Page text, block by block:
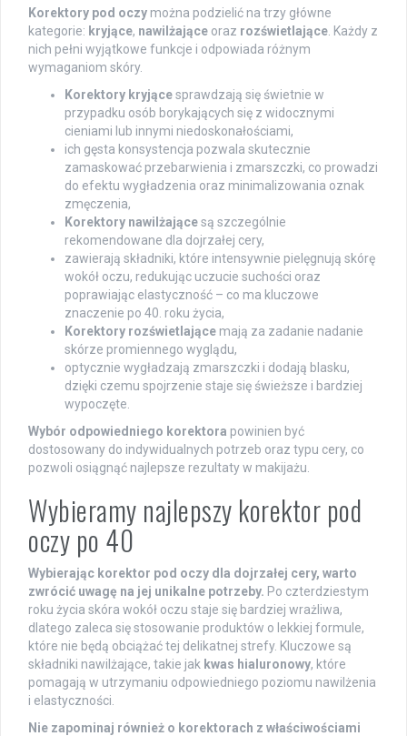
Korektory pod oczy można podzielić na trzy główne
kategorie: kryjące, nawilżające oraz rozświetlające . Każdy z
nich pełni wyjątkowe funkcje i odpowiada różnym
wymaganiom skóry.
Korektory kryjącesprawdzają się świetnie w
przypadku osób borykających się z widocznymi
cieniami lub innymi niedoskonałościami,
ich gęsta konsystencja pozwala skutecznie
zamaskować przebarwienia i zmarszczki, co prowadzi
do efektu wygładzenia oraz minimalizowania oznak
zmęczenia,
Korektory nawilżającesą szczególnie
rekomendowane dla dojrzałej cery,
zawierają składniki, które intensywnie pielęgnują skórę
wokół oczu, redukując uczucie suchości oraz
poprawiając elastyczność – co ma kluczowe
znaczenie po 40. roku życia,
Korektory rozświetlające mają za zadanie nadanie
skórze promiennego wyglądu,
optycznie wygładzają zmarszczki i dodają blasku,
dzięki czemu spojrzenie staje się świeższe i bardziej
wypoczęte.
Wybór odpowiedniego korektora powinien być
dostosowany do indywidualnych potrzeb oraz typu cery, co
pozwoli osiągnąć najlepsze rezultaty w makijażu.
Wybieramy najlepszy korektor pod
oczy po 40
Wybierając korektor pod oczy dla dojrzałej cery, warto
zwrócić uwagę na jej unikalne potrzeby. Po czterdziestym
roku życia skóra wokół oczu staje się bardziej wrażliwa,
dlatego zaleca się stosowanie produktów o lekkiej formule,
które nie będą obciążać tej delikatnej strefy. Kluczowe są
składniki nawilżające, takie jak kwas hialuronowy, które
pomagają w utrzymaniu odpowiedniego poziomu nawilżenia
i elastyczności.
Nie zapominaj również o korektorach z właściwościami